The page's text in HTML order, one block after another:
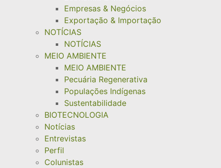
Empresas & Negócios
Exportação & Importação
NOTÍCIAS
NOTÍCIAS
MEIO AMBIENTE
MEIO AMBIENTE
Pecuária Regenerativa
Populações Indígenas
Sustentabilidade
BIOTECNOLOGIA
Notícias
Entrevistas
Perfil
Colunistas